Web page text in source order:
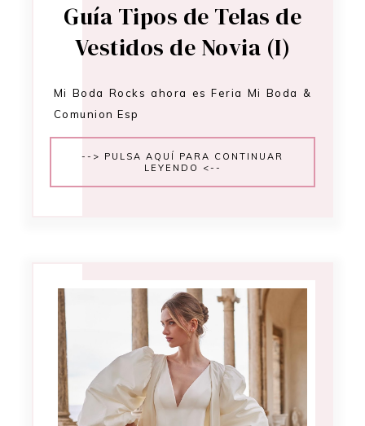
Guía Tipos de Telas de
Vestidos de Novia (I)
Mi Boda Rocks ahora es Feria Mi Boda &
Comunion Esp
--> PULSA AQUÍ PARA CONTINUAR
LEYENDO <--